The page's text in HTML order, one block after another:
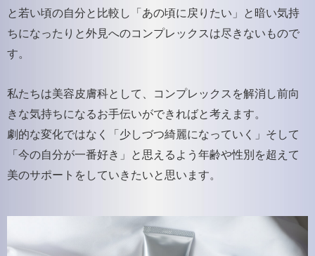
と若い頃の自分と比較し「あの頃に戻りたい」と暗い気持
ちになったりと外見へのコンプレックスは尽きないもので
す。
私たちは美容皮膚科として、コンプレックスを解消し前向
きな気持ちになるお手伝いができればと考えます。
劇的な変化ではなく「少しづつ綺麗になっていく」そして
「今の自分が一番好き」と思えるよう年齢や性別を超えて
美のサポートをしていきたいと思います。